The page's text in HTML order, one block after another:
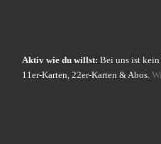
Aktiv wie du willst: Bei uns ist
11er-Karten, 22er-Karten & Abos.